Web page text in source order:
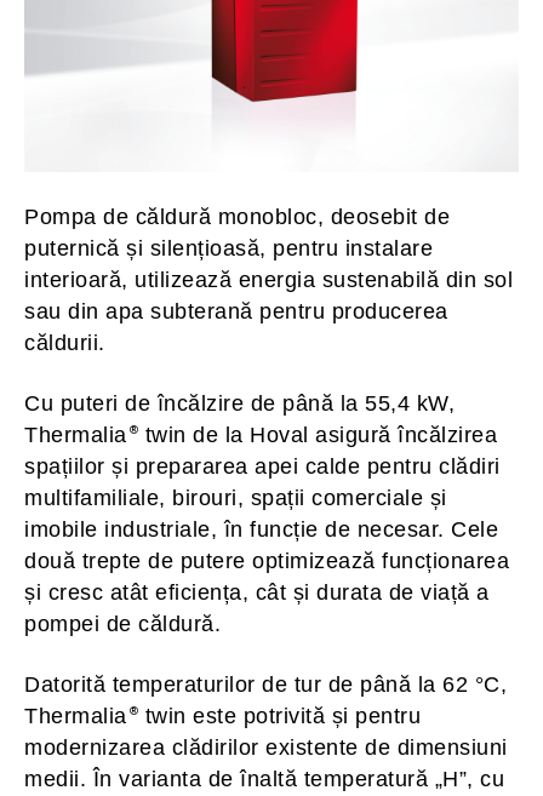
Pompa de căldură monobloc, deosebit de
puternică și silențioasă, pentru instalare
interioară, utilizează energia sustenabilă din sol
sau din apa subterană pentru producerea
căldurii.
Cu puteri de încălzire de până la 55,4 kW,
Thermalia
twin de la Hoval asigură încălzirea
spațiilor și prepararea apei calde pentru clădiri
multifamiliale, birouri, spații comerciale și
imobile industriale, în funcție de necesar. Cele
două trepte de putere optimizează funcționarea
și cresc atât eficiența, cât și durata de viață a
pompei de căldură.
Datorită temperaturilor de tur de până la 62 °C,
Thermalia
twin este potrivită și pentru
modernizarea clădirilor existente de dimensiuni
medii. În varianta de înaltă temperatură „H”, cu